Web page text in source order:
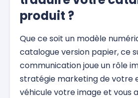
produit ?
Que ce soit un modèle
catalogue version papier, ce
communication joue un rôle
stratégie marketing de votre
véhicule votre image et vous